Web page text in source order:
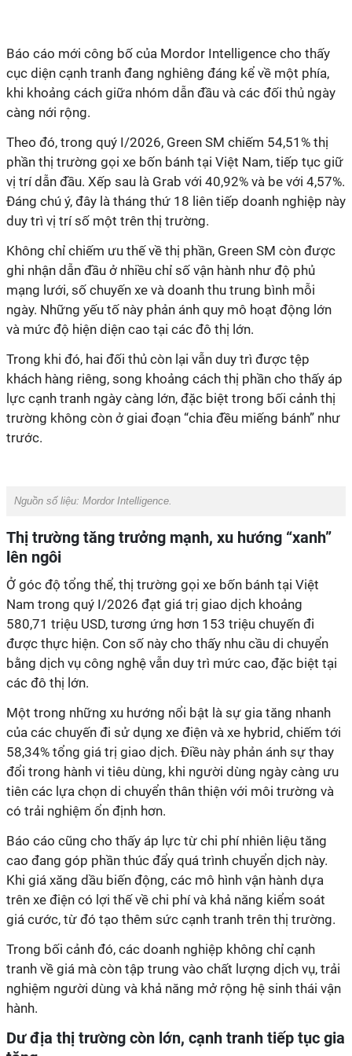
Báo cáo mới công bố của Mordor Intelligence cho thấy
cục diện cạnh tranh đang nghiêng đáng kể về một phía,
khi khoảng cách giữa nhóm dẫn đầu và các đối thủ ngày
càng nới rộng.
Theo đó, trong quý I/2026, Green SM chiếm 54,51% thị
phần thị trường gọi xe bốn bánh tại Việt Nam, tiếp tục giữ
vị trí dẫn đầu. Xếp sau là Grab với 40,92% và be với 4,57%.
Đáng chú ý, đây là tháng thứ 18 liên tiếp doanh nghiệp này
duy trì vị trí số một trên thị trường.
Không chỉ chiếm ưu thế về thị phần, Green SM còn được
ghi nhận dẫn đầu ở nhiều chỉ số vận hành như độ phủ
mạng lưới, số chuyến xe và doanh thu trung bình mỗi
ngày. Những yếu tố này phản ánh quy mô hoạt động lớn
và mức độ hiện diện cao tại các đô thị lớn.
Trong khi đó, hai đối thủ còn lại vẫn duy trì được tệp
khách hàng riêng, song khoảng cách thị phần cho thấy áp
lực cạnh tranh ngày càng lớn, đặc biệt trong bối cảnh thị
trường không còn ở giai đoạn “chia đều miếng bánh” như
trước.
Nguồn số liệu: Mordor Intelligence.
Thị trường tăng trưởng mạnh, xu hướng “xanh”
lên ngôi
Ở góc độ tổng thể, thị trường gọi xe bốn bánh tại Việt
Nam trong quý I/2026 đạt giá trị giao dịch khoảng
580,71 triệu USD, tương ứng hơn 153 triệu chuyến đi
được thực hiện. Con số này cho thấy nhu cầu di chuyển
bằng dịch vụ công nghệ vẫn duy trì mức cao, đặc biệt tại
các đô thị lớn.
Một trong những xu hướng nổi bật là sự gia tăng nhanh
của các chuyến đi sử dụng xe điện và xe hybrid, chiếm tới
58,34% tổng giá trị giao dịch. Điều này phản ánh sự thay
đổi trong hành vi tiêu dùng, khi người dùng ngày càng ưu
tiên các lựa chọn di chuyển thân thiện với môi trường và
có trải nghiệm ổn định hơn.
Báo cáo cũng cho thấy áp lực từ chi phí nhiên liệu tăng
cao đang góp phần thúc đẩy quá trình chuyển dịch này.
Khi giá xăng dầu biến động, các mô hình vận hành dựa
trên xe điện có lợi thế về chi phí và khả năng kiểm soát
giá cước, từ đó tạo thêm sức cạnh tranh trên thị trường.
Trong bối cảnh đó, các doanh nghiệp không chỉ cạnh
tranh về giá mà còn tập trung vào chất lượng dịch vụ, trải
nghiệm người dùng và khả năng mở rộng hệ sinh thái vận
hành.
Dư địa thị trường còn lớn, cạnh tranh tiếp tục gia